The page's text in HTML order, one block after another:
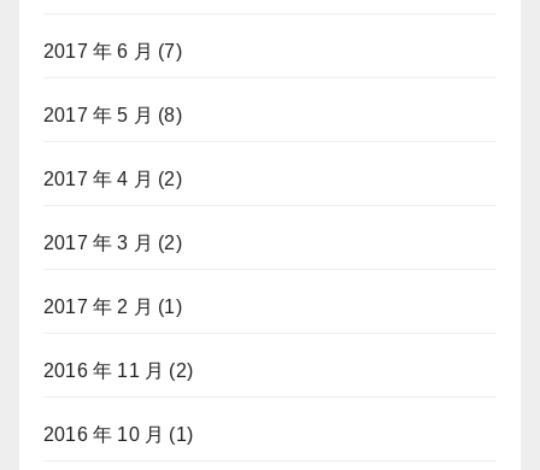
2017 年 6 月 (7)
2017 年 5 月 (8)
2017 年 4 月 (2)
2017 年 3 月 (2)
2017 年 2 月 (1)
2016 年 11 月 (2)
2016 年 10 月 (1)